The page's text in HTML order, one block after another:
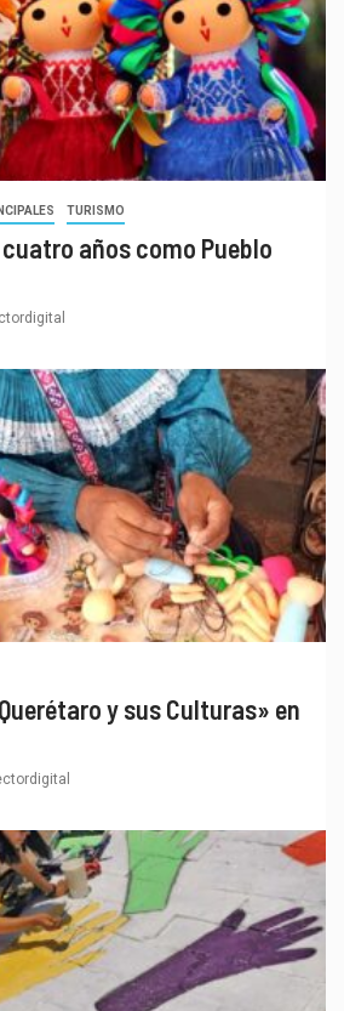
TURISMO
años como Pueblo
y sus Culturas» en